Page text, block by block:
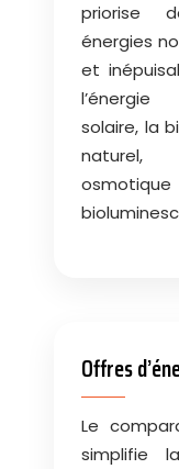
priorise
énergies
et
solaire, la
Offres
Le
simplifie